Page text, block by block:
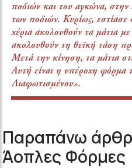
ποδιών και του αγκώνα, στην
των ποδιών. Κυρίως,
χέρια ακολουθούν τα μάτια
ακολουθούν τη θεϊκή τάση
Μετά την κίνηση, τα μάτια
Αυτή είναι η υπέροχη φόρμα
Διαφωτισμένου».
Παραπάνω
Άοπλες Φόρμες